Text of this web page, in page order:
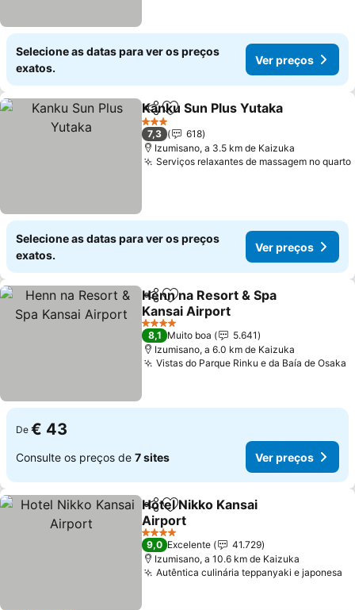
Selecione as datas para ver os preços
exatos.
Ver preços
PartilharAdicionar aos favoritos
Kanku Sun Plus Yutaka
3 Estrelas
7,3
618
Izumisano, a 3.5 km de Kaizuka
Serviços relaxantes de massagem no quarto
Selecione as datas para ver os preços
exatos.
Ver preços
PartilharAdicionar aos favoritos
Henn na Resort & Spa
Kansai Airport
Ver preços
4 Estrelas
8,1 Muito boa
5.641
Izumisano, a 6.0 km de Kaizuka
Vistas do Parque Rinku e da Baía de Osaka
De € 43
Consulte os preços de 7 sites Ver preços
PartilharAdicionar aos favoritos
Hotel Nikko Kansai
Airport
Ver preços
4 Estrelas
9,0 Excelente
41.729
Izumisano, a 10.6 km de Kaizuka
Autêntica culinária teppanyaki e japonesa